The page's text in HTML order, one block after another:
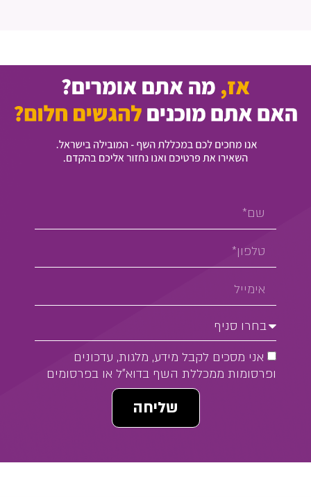
אני מסכים לקבל מידע, מלגות, עדכונים
ופרסומות ממכללת השף בדוא"ל או בפרסומים
שליחה